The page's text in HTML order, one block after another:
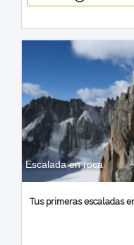
Escalada en roca
Tus primeras escaladas